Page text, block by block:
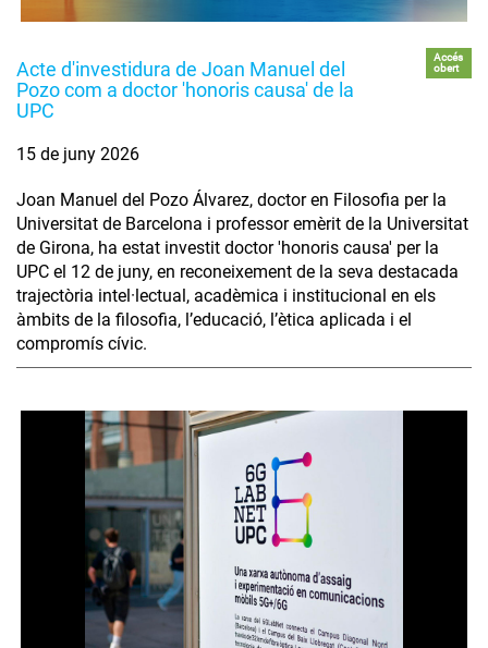
Acte d'investidura de Joan Manuel del
Pozo com a doctor 'honoris causa' de la
UPC
Accés
obert
15 de juny 2026
Joan Manuel del Pozo Álvarez, doctor en Filosofia per la
Universitat de Barcelona i professor emèrit de la Universitat
de Girona, ha estat investit doctor 'honoris causa' per la
UPC el 12 de juny, en reconeixement de la seva destacada
trajectòria intel·lectual, acadèmica i institucional en els
àmbits de la filosofia, l’educació, l’ètica aplicada i el
compromís cívic.